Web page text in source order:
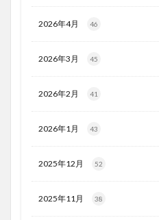
2026年4月 46
2026年3月 45
2026年2月 41
2026年1月 43
2025年12月 52
2025年11月 38